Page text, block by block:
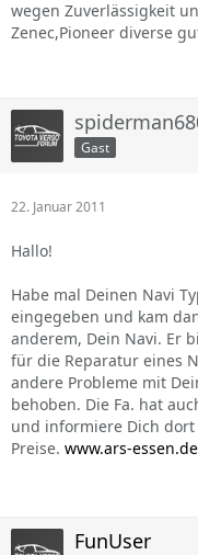
wegen Zuverlässigkeit
Zenec,Pioneer diverse
Gast
22. Januar 2011
Hallo!
Habe mal Deinen Navi
eingegeben und kam
anderem, Dein Navi. Er
für die Reparatur eines
andere Probleme mit
behoben. Die Fa. hat
und informiere Dich
Preise. www.ars-essen.de
FunUser